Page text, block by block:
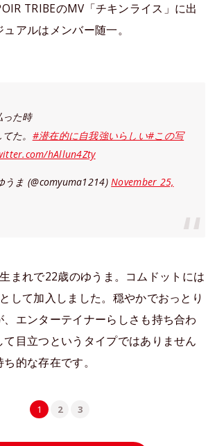
TRIBEのMV「チキンライス」に出
アルはメンバー随一。
った時
た。 #潜在的に自我強いらしい#この写
hAllun4Zty
ま (@comyuma1214)November 25,
まれで22歳のゆうま。コムドットには
して加入しました。穏やかでおっとり
、エンターテイナーらしさも持ち合わ
目立つというタイプではありません
的な存在です。
1 2 3